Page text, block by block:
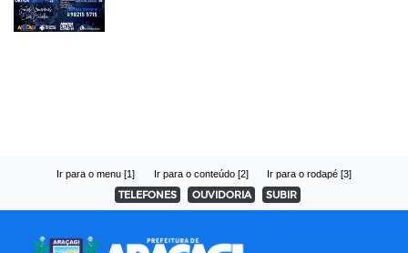
Ir para o menu [1] Ir para o conteúdo [2] Ir para o rodapé [3]
TELEFONES OUVIDORIA SUBIR